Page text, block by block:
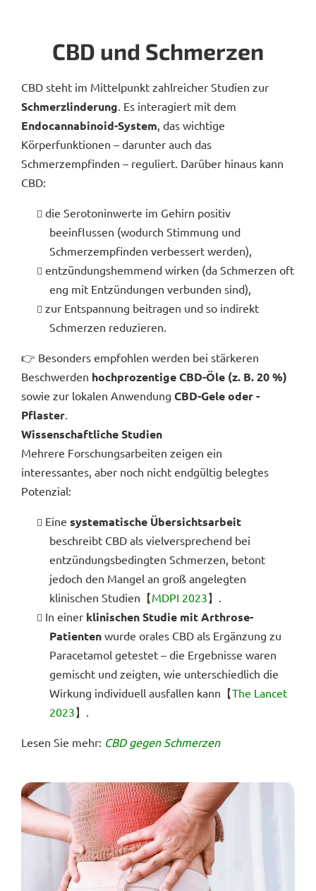
CBD und Schmerzen
CBD steht im Mittelpunkt zahlreicher Studien zur
Schmerzlinderung . Es interagiert mit dem
Endocannabinoid-System , das wichtige
Körperfunktionen – darunter auch das
Schmerzempfinden – reguliert. Darüber hinaus kann
CBD:
die Serotoninwerte im Gehirn positiv
beeinflussen (wodurch Stimmung und
Schmerzempfinden verbessert werden),
entzündungshemmend wirken (da Schmerzen oft
eng mit Entzündungen verbunden sind),
zur Entspannung beitragen und so indirekt
Schmerzen reduzieren.
👉 Besonders empfohlen werden bei stärkeren
Beschwerden hochprozentige CBD-Öle (z. B. 20 %)
sowie zur lokalen Anwendung CBD-Gele oder -
Pflaster
Wissenschaftliche Studien
Mehrere Forschungsarbeiten zeigen ein
interessantes, aber noch nicht endgültig belegtes
Potenzial:
Eine systematische Übersichtsarbeit
beschreibt CBD als vielversprechend bei
entzündungsbedingten Schmerzen, betont
jedoch den Mangel an groß angelegten
klinischen Studien【MDPI 2023】.
In einer klinischen Studie mit Arthrose-
Patienten wurde orales CBD als Ergänzung zu
Paracetamol getestet – die Ergebnisse waren
gemischt und zeigten, wie unterschiedlich die
Wirkung individuell ausfallen kann【The Lancet
2023】.
Lesen Sie mehr: CBD gegen Schmerzen